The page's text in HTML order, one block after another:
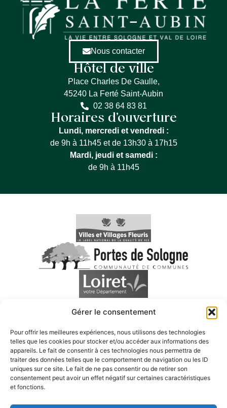
Gérer le consentement
Pour offrir les meilleures expériences, nous utilisons des technologies
telles que les cookies pour stocker et/ou accéder aux informations des
appareils. Le fait de consentir à ces technologies nous permettra de
traiter des données telles que le comportement de navigation ou les ID
uniques sur ce site. Le fait de ne pas consentir ou de retirer son
consentement peut avoir un effet négatif sur certaines caractéristiques
et fonctions.
Nous contacter
Hôtel de ville
Place Charles De Gaulle,
45240 La Ferté Saint-Aubin
02 38 64 83 81
Horaires d’ouverture
Lundi, mercredi et vendredi :
de 9h à 11h45 et de 13h30 à 17h15
Mardi, jeudi et samedi :
de 9h à 11h45